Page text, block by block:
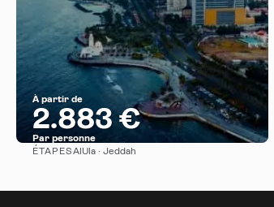
À partir de
2.883 €
Par personne
ÉTAPESAlUla · Jeddah